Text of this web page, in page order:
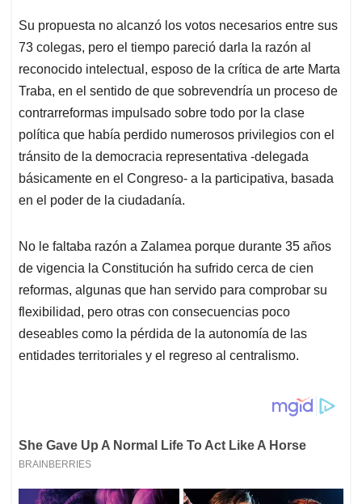
Su propuesta no alcanzó los votos necesarios entre sus
73 colegas, pero el tiempo pareció darla la razón al
reconocido intelectual, esposo de la crítica de arte Marta
Traba, en el sentido de que sobrevendría un proceso de
contrarreformas impulsado sobre todo por la clase
política que había perdido numerosos privilegios con el
tránsito de la democracia representativa -delegada
básicamente en el Congreso- a la participativa, basada
en el poder de la ciudadanía.
No le faltaba razón a Zalamea porque durante 35 años
de vigencia la Constitución ha sufrido cerca de cien
reformas, algunas que han servido para comprobar su
flexibilidad, pero otras con consecuencias poco
deseables como la pérdida de la autonomía de las
entidades territoriales y el regreso al centralismo.